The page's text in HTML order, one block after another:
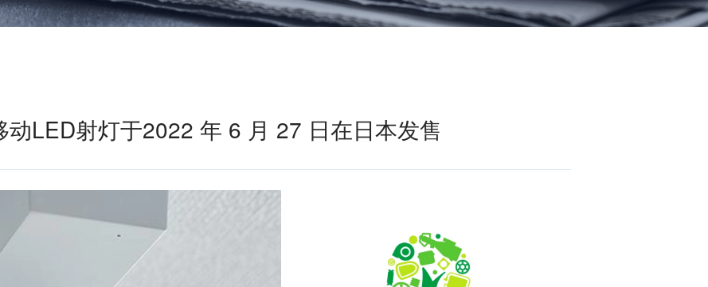
高效化。交通工具
等交通工具中。 美蓓亚三美
、美国、泰国和日本等地制
航空航天产品客户高标准要求的
制造商。
汽车
规级可靠的零部件。 美蓓亚三美
术进步的步伐，助力汽车设计工
GNSS信号接收天线
体中心接口单元
鳍天线
装置
应变片
称重传感器
电源、充电器、 内置型电源
FAKRA连接器
半导体
锂电池管理IC
ADC/AFE IC
HBS总线收发器IC
LED射灯于2022 年 6 月 27 日在日本发售